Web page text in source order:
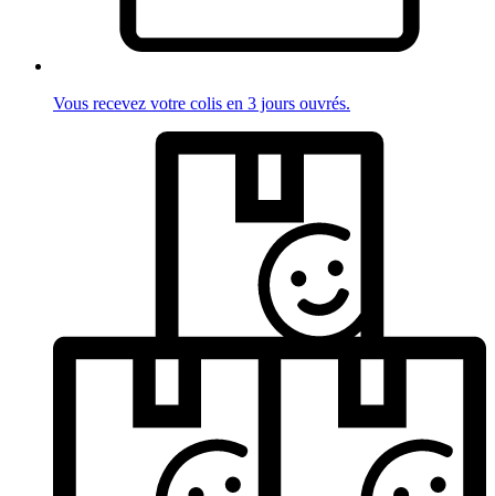
Vous recevez votre colis en 3 jours ouvrés.